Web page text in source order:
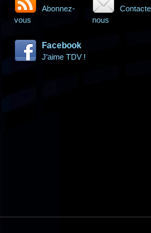
Abonnez-
vous
nous
Facebook
J'aime TDV !